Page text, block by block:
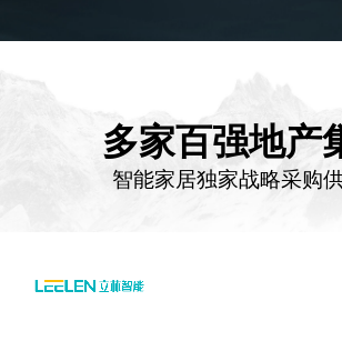
多家百强地产
智能家居独家战略采购